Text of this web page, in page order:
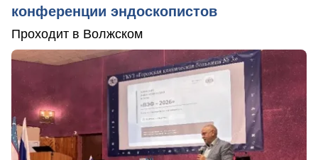
конференции эндоскопистов
Проходит в Волжском